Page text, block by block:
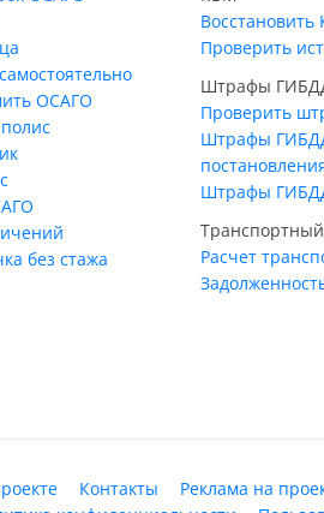
ОСАГО
без стажа
Проверить
Штрафы
Проверить
Штрафы
Штрафы
Расчет
Контакты Реклама на